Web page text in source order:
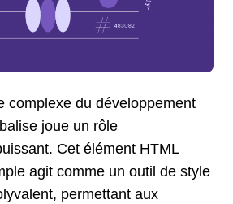
complexe du développement
joue un rôle
Cet élément HTML
agit comme un outil de style
permettant aux